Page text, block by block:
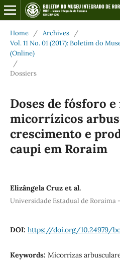
Home / Archives
/
Vol. 11 No. 01 (2017): Boletim do
(Online)
/
Dossiers
Doses de fósforo e
micorrízicos
crescimento e
caupi em Roraim
Elizângela Cruz et al.
Universidade Estadual de Roraima -
DOI: https://doi.org/10.24979/
Keywords: Micorrizas